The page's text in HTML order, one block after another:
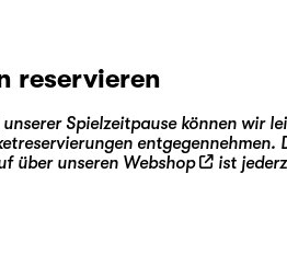
reservieren
Spielzeitpause können wir
entgegennehmen.
über unseren Webshop
ist